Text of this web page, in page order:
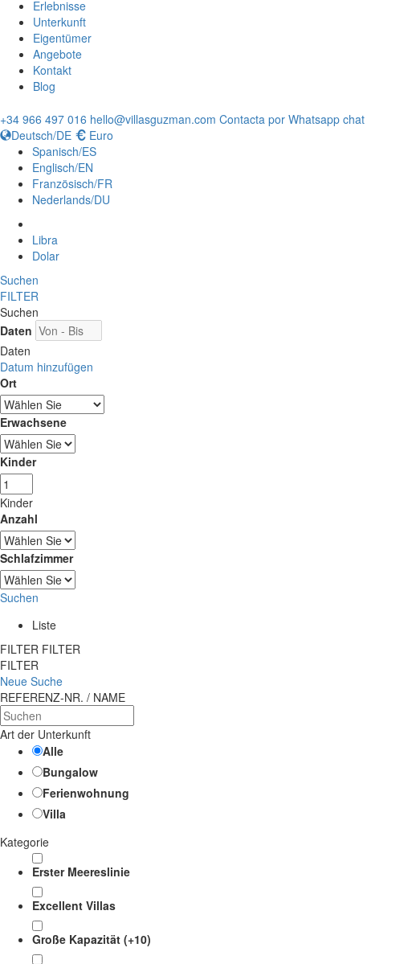
Erlebnisse
Unterkunft
Eigentümer
Angebote
Kontakt
Blog
+34 966 497 016 hello@villasguzman.com Contacta por Whatsapp chat
Deutsch/DE
Euro
Spanisch/ES
Englisch/EN
Französisch/FR
Nederlands/DU
Libra
Dolar
Suchen
FILTER
Suchen
Daten
Daten
Datum hinzufügen
Ort
Erwachsene
Kinder
Kinder
Anzahl
Schlafzimmer
Suchen
Liste
FILTER FILTER
FILTER
Neue Suche
REFERENZ-NR. / NAME
Art der Unterkunft
Alle
Bungalow
Ferienwohnung
Villa
Kategorie
Erster Meereslinie
Excellent Villas
Große Kapazität (+10)